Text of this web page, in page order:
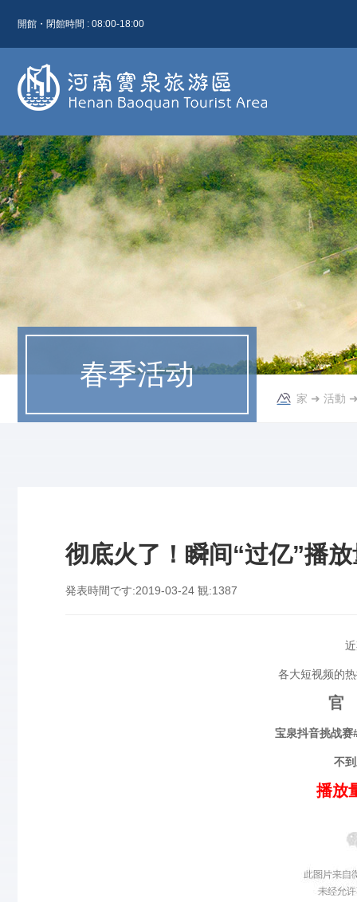
開館・閉館時間 : 08:00-18:00
春季活动
家 ➜ 活動
彻底火了！瞬间“过亿”播
発表時間です:2019-03-24 観:1387
各大短视频的
官
宝泉抖音挑战赛
不
播放